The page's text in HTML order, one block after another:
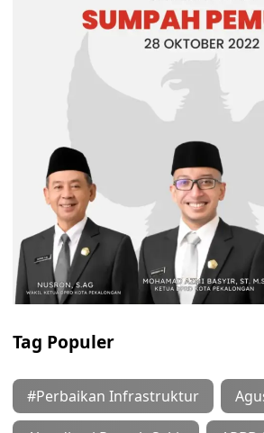
Tag Populer
#Perbaikan Infrastruktur